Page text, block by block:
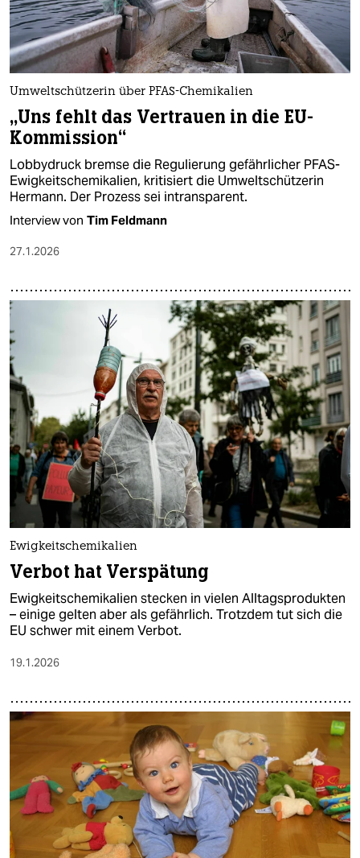
Umweltschützerin über PFAS-Chemikalien
„Uns fehlt das Vertrauen in die EU-
Kommission“
Lobbydruck bremse die Regulierung gefährlicher PFAS-
Ewigkeitschemikalien, kritisiert die Umweltschützerin
Hermann. Der Prozess sei intransparent.
Interview von Tim Feldmann
27.1.2026
Ewigkeitschemikalien
Verbot hat Verspätung
Ewigkeitschemikalien stecken in vielen Alltagsprodukten
– einige gelten aber als gefährlich. Trotzdem tut sich die
EU schwer mit einem Verbot.
19.1.2026